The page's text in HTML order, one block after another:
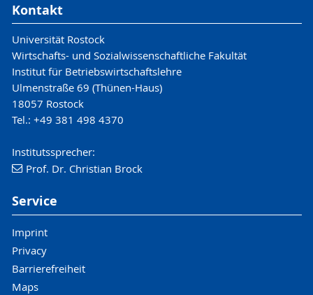
Kontakt
Universität Rostock
Wirtschafts- und Sozialwissenschaftliche Fakultät
Institut für Betriebswirtschaftslehre
Ulmenstraße 69 (Thünen-Haus)
18057 Rostock
Tel.: +49 381 498 4370
Institutssprecher:
Prof. Dr. Christian Brock
Service
Imprint
Privacy
Barrierefreiheit
Maps